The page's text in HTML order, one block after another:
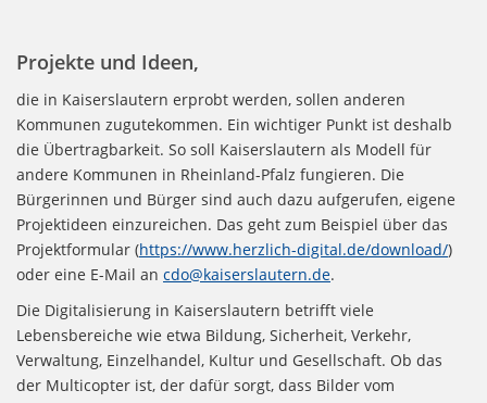
Projekte und Ideen,
die in Kaiserslautern erprobt werden, sollen anderen
Kommunen zugutekommen. Ein wichtiger Punkt ist deshalb
die Übertragbarkeit. So soll Kaiserslautern als Modell für
andere Kommunen in Rheinland-Pfalz fungieren. Die
Bürgerinnen und Bürger sind auch dazu aufgerufen, eigene
Projektideen einzureichen. Das geht zum Beispiel über das
Projektformular (https://www.herzlich-digital.de/download/)
oder eine E-Mail an cdo@kaiserslautern.de.
Die Digitalisierung in Kaiserslautern betrifft viele
Lebensbereiche wie etwa Bildung, Sicherheit, Verkehr,
Verwaltung, Einzelhandel, Kultur und Gesellschaft. Ob das
der Multicopter ist, der dafür sorgt, dass Bilder vom